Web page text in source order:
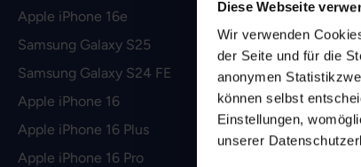
Diese Webseite
Wir verwenden
der Seite und für die
anonymen
können selbst
Einstellungen,
unserer
Apple iPhone 16e
Samsung Galaxy S25
Samsung Galaxy S24 FE
Apple iPhone 16
Apple iPhone 16 Plus
Apple iPhone 16 Pro
afb